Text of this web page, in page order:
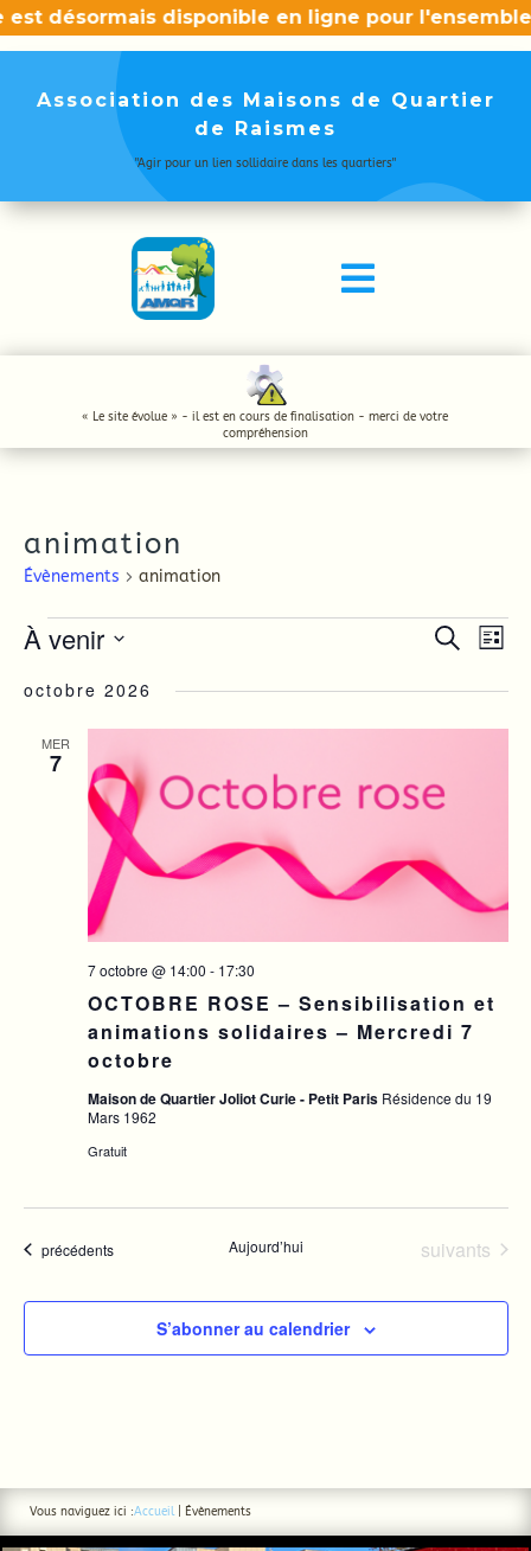
disponible en ligne pour l'ensemble des
Association des Maisons de Quartier
de Raismes
"Agir pour un lien sollidaire dans les quartiers"

« Le site évolue » - il est en cours de finalisation - merci de votre
compréhension
animation
Évènements animation
Évènements
de
Recherche
Liste
À venir
date.
octobre 2026
MER
7
OCTOBRE ROSE – Sensibilisation et
animations solidaires – Mercredi 7
octobre
7 octobre @ 14:00 - 17:30
Maison de Quartier Joliot Curie - Petit Paris Résidence du 19
Mars 1962
Gratuit
Évènements
précédents Aujourd’hui Évènements
suivants
S’abonner au calendrier
Vous naviguez ici :Accueil| Évènements